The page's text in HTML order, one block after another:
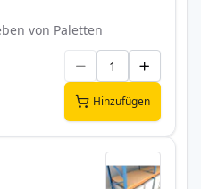
von Paletten
Hinzufügen